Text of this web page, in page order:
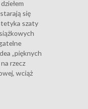
się
szaty
„pięknych
rzecz
wciąż